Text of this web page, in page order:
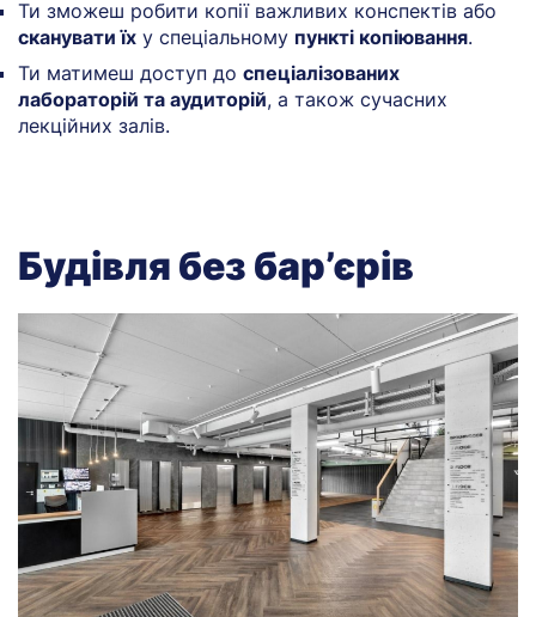
Ти зможеш робити копії важливих конспектів або
сканувати їх у спеціальному пункті копіювання.
Ти матимеш доступ до спеціалізованих
лабораторій та аудиторій, а також сучасних
лекційних залів.
Будівля без бар’єрів